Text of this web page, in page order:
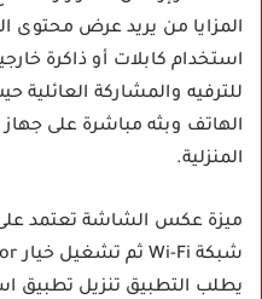
المزايا من يريد عرض محتوى
استخدام كابلات أو ذاكرة
للترفيه والمشاركة
المنزلية.